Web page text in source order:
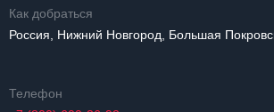
Как добраться
Россия, Нижний Новгород, Большая
Телефон